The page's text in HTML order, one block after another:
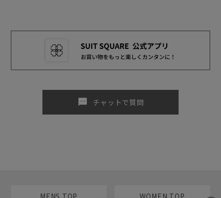
sms チャットで質問